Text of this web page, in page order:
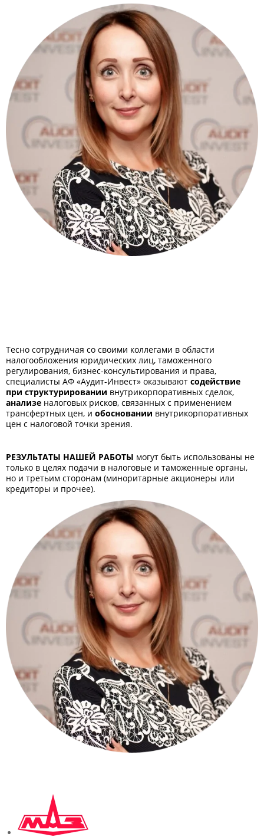
Тесно сотрудничая со своими коллегами в области
налогообложения юридических лиц, таможенного
регулирования, бизнес-консультирования и права,
специалисты АФ «Аудит-Инвест» оказывают содействие
при структурировании внутрикорпоративных сделок,
анализе налоговых рисков, связанных с применением
трансфертных цен, и обосновании внутрикорпоративных
цен с налоговой точки зрения.
РЕЗУЛЬТАТЫ НАШЕЙ РАБОТЫ могут быть использованы не
только в целях подачи в налоговые и таможенные органы,
но и третьим сторонам (миноритарные акционеры или
кредиторы и прочее).